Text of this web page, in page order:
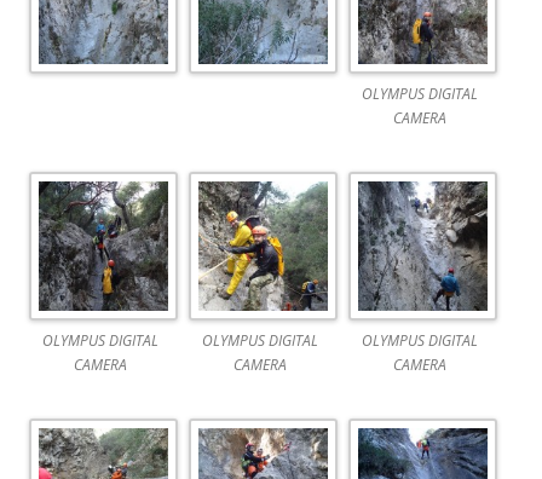
OLYMPUS DIGITAL
CAMERA
OLYMPUS DIGITAL
CAMERA
OLYMPUS DIGITAL
CAMERA
OLYMPUS DIGITAL
CAMERA